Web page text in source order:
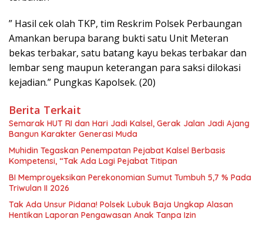
” Hasil cek olah TKP, tim Reskrim Polsek Perbaungan
Amankan berupa barang bukti satu Unit Meteran
bekas terbakar, satu batang kayu bekas terbakar dan
lembar seng maupun keterangan para saksi dilokasi
kejadian.” Pungkas Kapolsek. (20)
Berita Terkait
Semarak HUT RI dan Hari Jadi Kalsel, Gerak Jalan Jadi Ajang
Bangun Karakter Generasi Muda
Muhidin Tegaskan Penempatan Pejabat Kalsel Berbasis
Kompetensi, “Tak Ada Lagi Pejabat Titipan
BI Memproyeksikan Perekonomian Sumut Tumbuh 5,7 % Pada
Triwulan II 2026
Tak Ada Unsur Pidana! Polsek Lubuk Baja Ungkap Alasan
Hentikan Laporan Pengawasan Anak Tanpa Izin